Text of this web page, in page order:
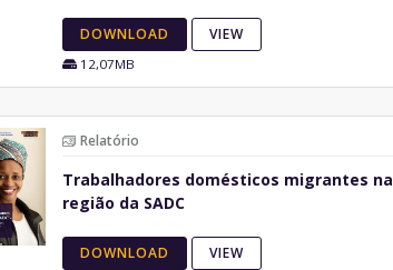
DOWNLOAD VIEW
12,07MB
Relatório
Trabalhadores domésticos migrantes na
região da SADC
DOWNLOAD VIEW